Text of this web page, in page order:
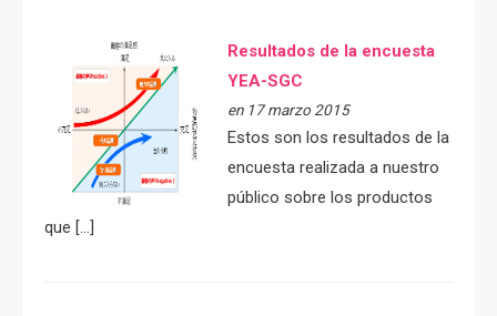
Resultados de la encuesta
YEA-SGC
en 17 marzo 2015
Estos son los resultados de la
encuesta realizada a nuestro
público sobre los productos
que […]